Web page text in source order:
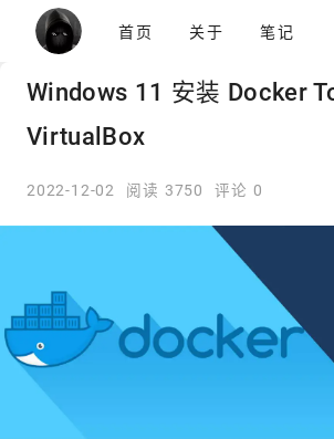
首页 关于 笔记
Windows 11 安装 Docker
VirtualBox
2022-12-02 阅读 3750 评论 0